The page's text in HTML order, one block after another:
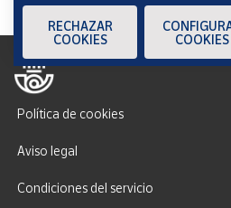
Política de cookies
Aviso legal
Condiciones del servicio
RECHAZAR
COOKIES
COOKIES